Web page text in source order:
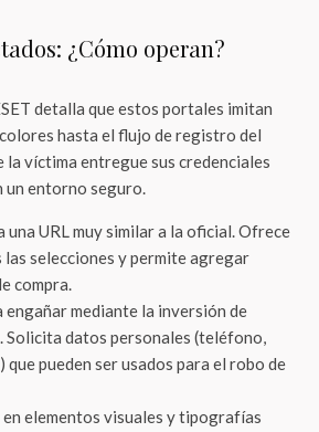
¿Cómo operan?
detalla que estos portales imitan
hasta el flujo de registro del
la víctima entregue sus credenciales
un entorno seguro.
una URL muy similar a la oficial. Ofrece
las selecciones y permite agregar
compra.
engañar mediante la inversión de
Solicita datos personales (teléfono,
que pueden ser usados para el robo de
en elementos visuales y tipografías